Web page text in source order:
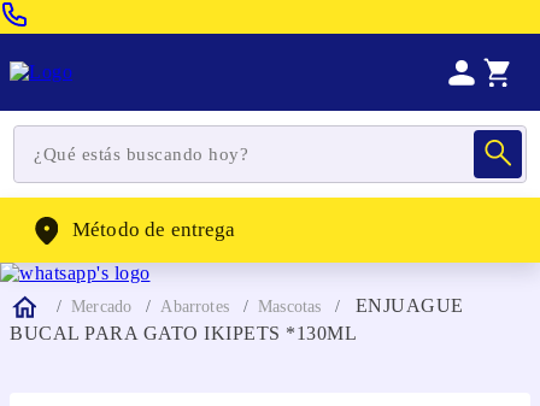
WhatsApp: (302) 262-4104
Método de entrega
Mercado Abarrotes Mascotas
ENJUAGUE
BUCAL PARA GATO IKIPETS *130ML